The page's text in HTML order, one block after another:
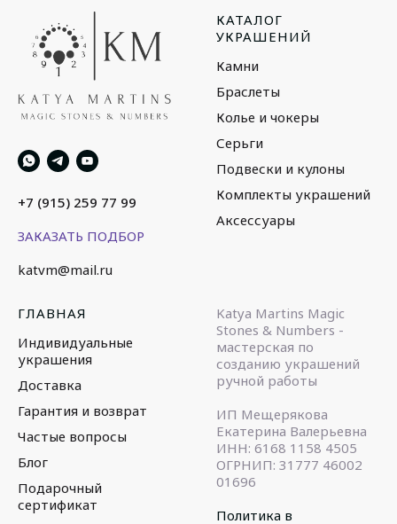
+7 (915) 259 77 99
ЗАКАЗАТЬ ПОДБОР
katvm@mail.ru
КАТАЛОГ
УКРАШЕНИЙ
Камни
Браслеты
Колье и чокеры
Серьги
Подвески и кулоны
Комплекты украшений
Аксессуары
ГЛАВНАЯ
Индивидуальные
украшения
Доставка
Гарантия и возврат
Частые вопросы
Блог
Подарочный
сертификат
Katya Martins Magic
Stones & Numbers -
мастерская по
созданию украшений
ручной работы
ИП Мещерякова
Екатерина Валерьевна
ИНН: 6168 1158 4505
ОГРНИП: 31777 46002
01696
Политика в